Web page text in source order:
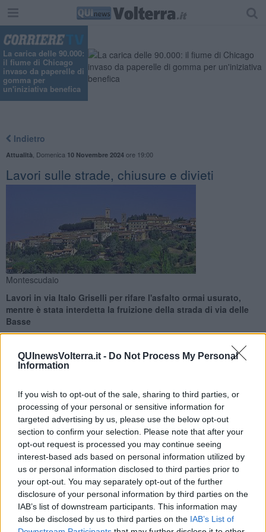
QUInewsVolterra.it - Do Not Process My Personal
Information
If you wish to opt-out of the sale, sharing to third parties, or
processing of your personal or sensitive information for
targeted advertising by us, please use the below opt-out
section to confirm your selection. Please note that after your
opt-out request is processed you may continue seeing
interest-based ads based on personal information utilized by
us or personal information disclosed to third parties prior to
your opt-out. You may separately opt-out of the further
disclosure of your personal information by third parties on the
IAB’s list of downstream participants. This information may
also be disclosed by us to third parties on the IAB’s List of
La carica delle 90.000:
il fiume di Chicago
invaso da paperelle di
gomma per
un'iniziativa benefica
Indietro
Attualità Domenica 10 Novembre 2024ore 19:00
Lavori sulle strade, chiusure e divieti
Montescudaio
Lavori in via Italo Griselli per rifare l'asfalto ormai usurato,
mentre è stata interdetta la fruizione della strada di via delle
Basse
MONTESCUDAIO —Icantieri per la manutenzione
straordinaria di via Italo Griselli , che hanno richiesto un
investimento di70mila euro, richiedono delle modifiche al traffico
per le prossime settimane.
"Si tratta di lavori di asfaltatura e rifacimento dei marciapiedi - ha
detto il sindacoLoris Caprai - cantieri che si sono resi necessari a
fronte di problematiche relative all’usura del manto stradale.
Contiamo di aprire il cantiere entro la fine del mese di Novembre,
dando preventiva comunicazione alla cittadinanza su eventuali
chiusure o divieti nel tratto stradale".